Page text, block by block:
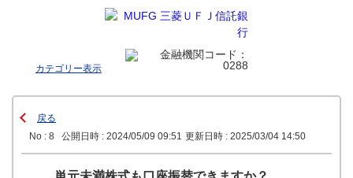
カテゴリー表示
戻る
No : 8
公開日時 : 2024/05/09 09:51 更新日時 : 2025/03/04 14:50